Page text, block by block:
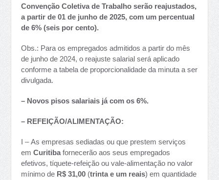
Convenção Coletiva de Trabalho serão reajustados,
a partir de 01 de junho de 2025, com um percentual
de 6% (seis por cento).
Obs.: Para os empregados admitidos a partir do mês
de junho de 2024, o reajuste salarial será aplicado
conforme a tabela de proporcionalidade da minuta a ser
divulgada.
– Novos pisos salariais já com os 6%.
– REFEIÇÃO/ALIMENTAÇÃO:
I – As empresas sediadas ou que prestem serviços
emCuritibafornecerão aos seus empregados
efetivos, tíquete-refeição ou vale-alimentação no valor
mínimo de R$ 31,00 (trinta e um reais) em quantidade